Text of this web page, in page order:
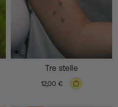
Tre stelle
12,00 €